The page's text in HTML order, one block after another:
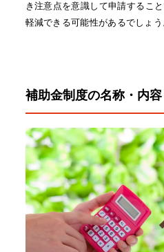
き注意点を意識して申請するこ
軽減できる可能性があるでしょう
補助金制度の名称・内容